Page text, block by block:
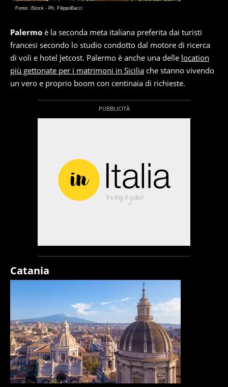
Fonte: iStock - Ph. FilippoBacci
Palermo è la seconda meta italiana preferita dai turisti
francesi secondo lo studio condotto dal motore di ricerca
di voli e hotel Jetcost. Palermo è anche una delle location
più gettonate per i matrimoni in Sicilia che stanno vivendo
un vero e proprio boom con centinaia di richieste.
Catania